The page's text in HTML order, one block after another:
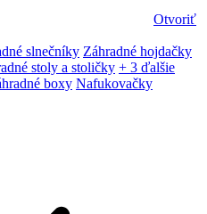
Otvoriť
slnečníky Záhradné hojdačky
stoly a stoličky + 3 ďalšie
boxy Nafukovačky